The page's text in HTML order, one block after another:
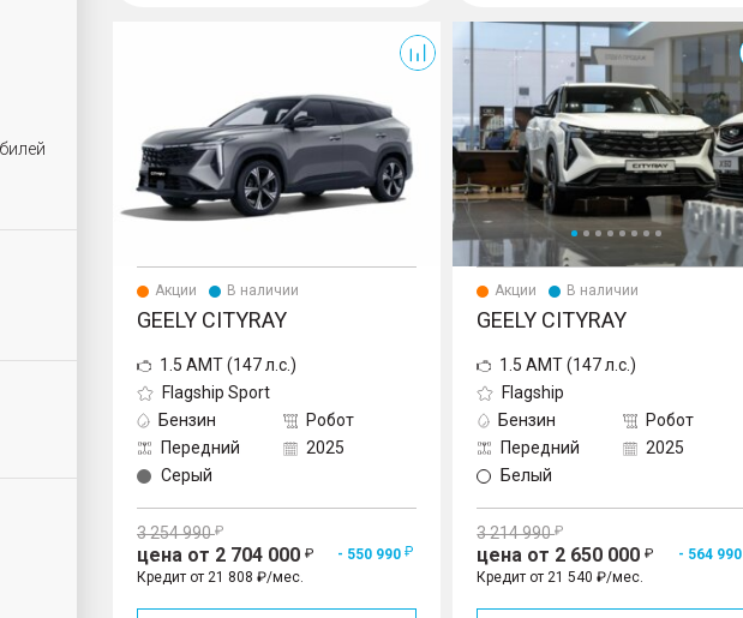
Акции В наличии
GEELY CITYRAY
1.5 AMT (147 л.с.)
Flagship Sport
Бензин
Робот
Передний
2025
Серый
3 254 990
цена от 2 704 000
- 550 990
Кредит от 21 808 ₽/мес.
Акции В наличии
GEELY CITYRAY
1.5 AMT (147 л.с.)
Flagship
Бензин
Робот
Передний
2025
Белый
3 214 990
цена от 2 650 000
- 564 990
Кредит от 21 540 ₽/мес.